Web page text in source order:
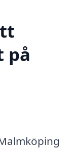
på